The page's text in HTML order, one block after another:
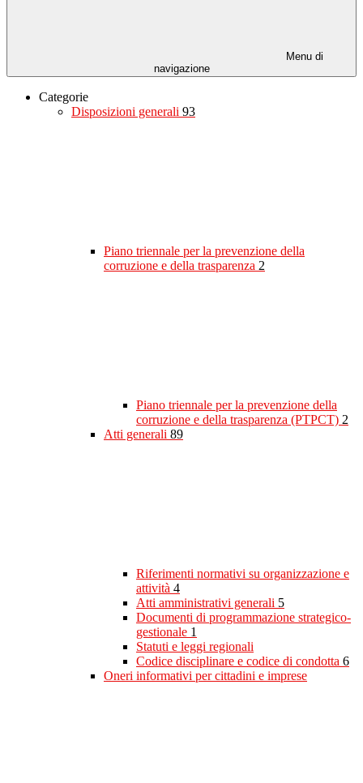
Menu di
navigazione
Categorie
Disposizioni generali 93
Piano triennale per la prevenzione della
corruzione e della trasparenza 2
Piano triennale per la prevenzione della
corruzione e della trasparenza (PTPCT) 2
Atti generali 89
Riferimenti normativi su organizzazione e
attività 4
Atti amministrativi generali 5
Documenti di programmazione strategico-
gestionale 1
Statuti e leggi regionali
Codice disciplinare e codice di condotta 6
Oneri informativi per cittadini e imprese